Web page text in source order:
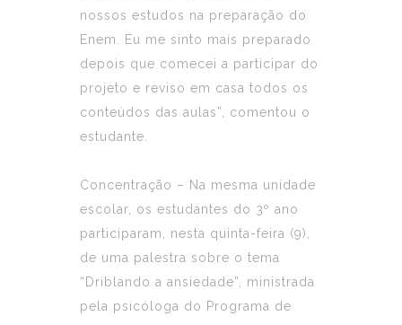
nossos estudos na preparação do
Enem. Eu me sinto mais preparado
depois que comecei a participar do
projeto e reviso em casa todos os
conteúdos das aulas”, comentou o
estudante.
Concentração – Na mesma unidade
escolar, os estudantes do 3º ano
participaram, nesta quinta-feira (9),
de uma palestra sobre o tema
“Driblando a ansiedade”, ministrada
pela psicóloga do Programa de